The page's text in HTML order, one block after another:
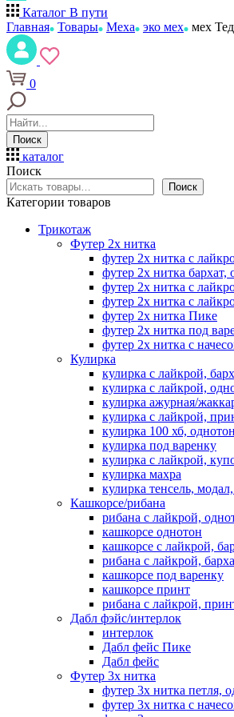
Каталог В пути
Главная Товары Меха эко мех мех
0
Поиск
каталог
Поиск
Поиск
Категории товаров
Трикотаж
Футер 2х нитка
футер 2х нитка с
футер 2х нитка бархат,
футер 2х нитка с
футер 2х нитка с
футер 2х нитка Пике
футер 2х нитка под
футер 2х нитка с
Кулирка
кулирка с лайкрой,
кулирка с лайкрой,
кулирка ажурная/
кулирка с лайкрой,
кулирка 100 хб, однотон
кулирка под варенку
кулирка с лайкрой,
кулирка махра
кулирка тенсель,
Кашкорсе/рибана
рибана с лайкрой,
кашкорсе однотон
кашкорсе с лайкрой,
рибана с лайкрой,
кашкорсе под варенку
кашкорсе принт
рибана с лайкрой,
Дабл фэйс/интерлок
интерлок
Дабл фейс Пике
Дабл фейс
Футер 3х нитка
футер 3х нитка петля,
футер 3х нитка с